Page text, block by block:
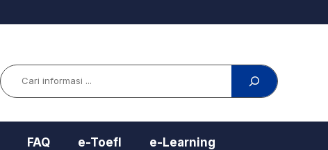
Search
FAQ e-Toefl e-Learning